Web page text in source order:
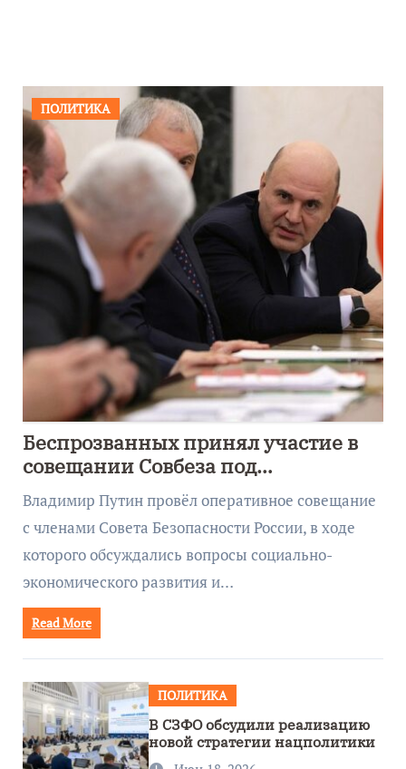
ПОЛИТИКА
Беспрозванных принял участие в
совещании Совбеза под
руководством Путина
Владимир Путин провёл оперативное совещание
с членами Совета Безопасности России, в ходе
которого обсуждались вопросы социально-
экономического развития и…
Read More
ПОЛИТИКА
В СЗФО обсудили реализацию
новой стратегии нацполитики